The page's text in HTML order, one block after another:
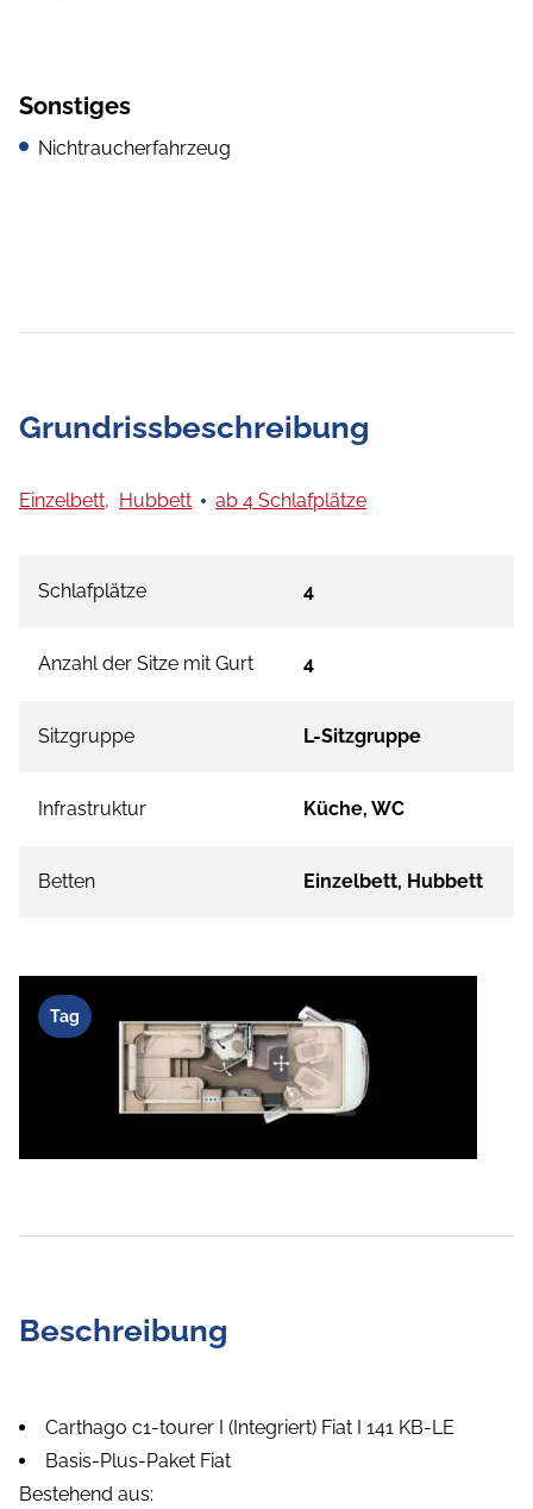
Sonstiges
Nichtraucherfahrzeug
Grundrissbeschreibung
Einzelbett, Hubbett ab 4 Schlafplätze
Schlafplätze 4
Anzahl der Sitze mit Gurt 4
Sitzgruppe L-Sitzgruppe
Infrastruktur Küche, WC
Betten Einzelbett, Hubbett
Tag
Beschreibung
Carthago c1-tourer I (Integriert) Fiat I 141 KB-LE
Basis-Plus-Paket Fiat
Bestehend aus: